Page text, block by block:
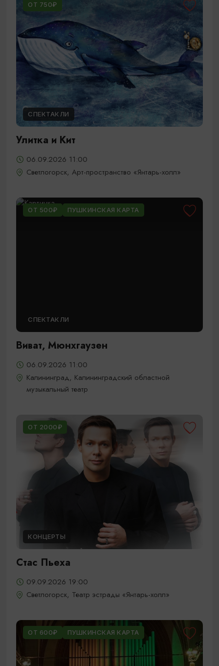
ОТ 750₽
СПЕКТАКЛИ
Улитка и Кит
06.09.2026 11:00
Светлогорск, Арт-пространство «Янтарь-холл»
ОТ 500₽ ПУШКИНСКАЯ КАРТА
СПЕКТАКЛИ
Виват, Мюнхгаузен
06.09.2026 11:00
Калининград, Калининградский областной
музыкальный театр
ОТ 2000₽
КОНЦЕРТЫ
Стас Пьеха
09.09.2026 19:00
Светлогорск, Театр эстрады «Янтарь-холл»
ОТ 600₽ ПУШКИНСКАЯ КАРТА